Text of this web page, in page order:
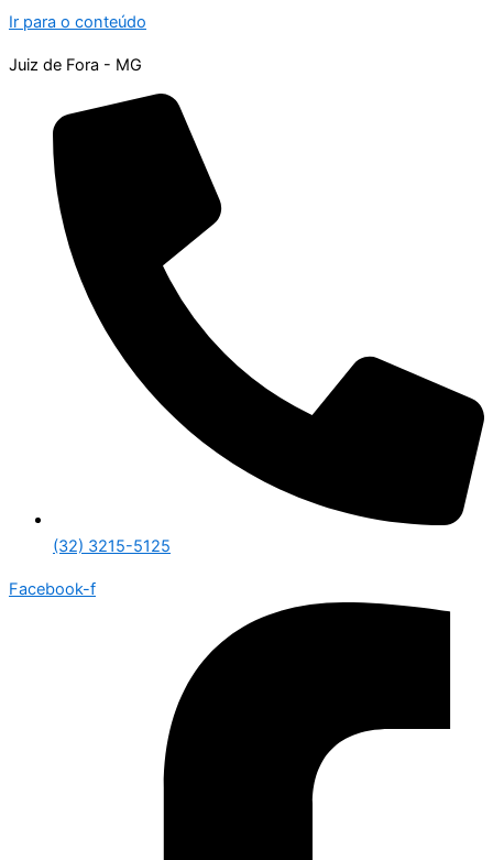
Ir para o conteúdo
Juiz de Fora - MG
(32) 3215-5125
Facebook-f